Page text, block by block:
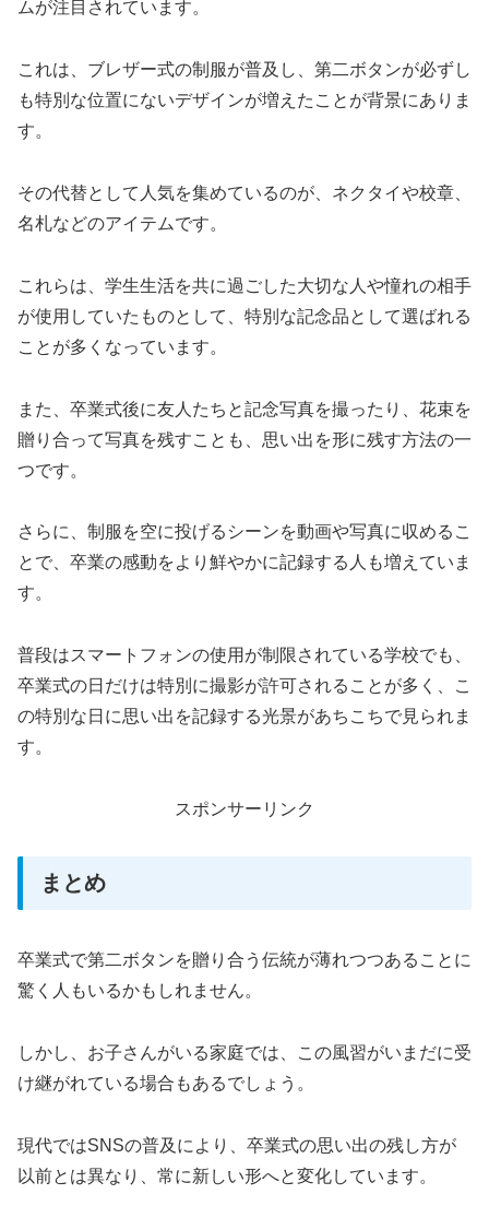
ムが注目されています。
これは、ブレザー式の制服が普及し、第二ボタンが必ずし
も特別な位置にないデザインが増えたことが背景にありま
す。
その代替として人気を集めているのが、ネクタイや校章、
名札などのアイテムです。
これらは、学生生活を共に過ごした大切な人や憧れの相手
が使用していたものとして、特別な記念品として選ばれる
ことが多くなっています。
また、卒業式後に友人たちと記念写真を撮ったり、花束を
贈り合って写真を残すことも、思い出を形に残す方法の一
つです。
さらに、制服を空に投げるシーンを動画や写真に収めるこ
とで、卒業の感動をより鮮やかに記録する人も増えていま
す。
普段はスマートフォンの使用が制限されている学校でも、
卒業式の日だけは特別に撮影が許可されることが多く、こ
の特別な日に思い出を記録する光景があちこちで見られま
す。
スポンサーリンク
まとめ
卒業式で第二ボタンを贈り合う伝統が薄れつつあることに
驚く人もいるかもしれません。
しかし、お子さんがいる家庭では、この風習がいまだに受
け継がれている場合もあるでしょう。
現代ではSNSの普及により、卒業式の思い出の残し方が
以前とは異なり、常に新しい形へと変化しています。